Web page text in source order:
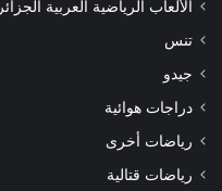
الألعاب الرياضية العربية الجزائر 2023
تنس
جيدو
دراجات هوائية
رياضات أخرى
رياضات قتالية